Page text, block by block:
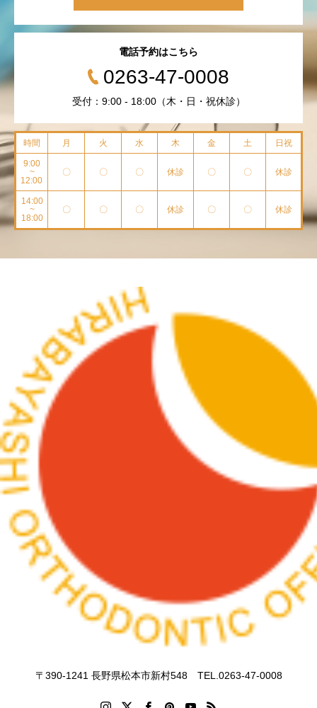
電話予約はこちら
0263-47-0008
受付：9:00 - 18:00（木・日・祝休診）
時間 月 火 水 木 金 土 日祝
9:00
~
12:00
〇 〇 〇 休診 〇 〇 休診
14:00
~
18:00
〇 〇 〇 休診 〇 〇 休診
〒390-1241 長野県松本市新村548 TEL.0263-47-0008